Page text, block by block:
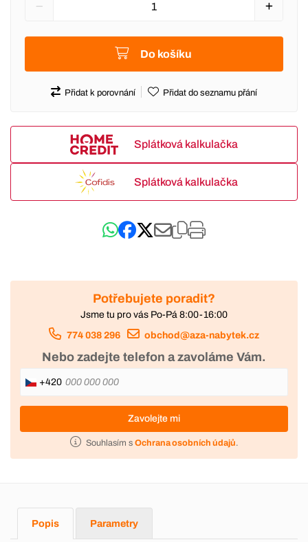
Do košíku
Přidat k porovnání Přidat do seznamu přání
Splátková kalkulačka
Splátková kalkulačka
Potřebujete poradit?
Jsme tu pro vás Po-Pá 8:00-16:00
774 038 296 obchod@aza-nabytek.cz
Nebo zadejte telefon a zavoláme Vám.
+420
Zavolejte mi
Souhlasím s Ochrana osobních údajů.
Popis Parametry